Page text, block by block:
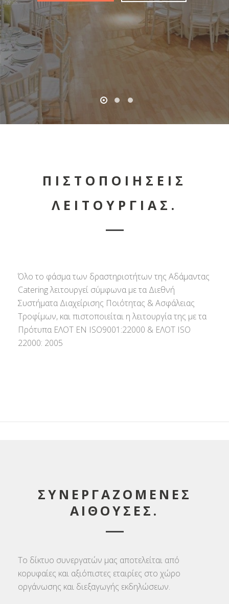
ΠΙΣΤΟΠΟΙΗΣΕΙΣ
ΛΕΙΤΟΥΡΓΙΑΣ.
Όλο το φάσμα των δραστηριοτήτων της Αδάμαντας
Catering λειτουργεί σύμφωνα με τα Διεθνή
Συστήματα Διαχείρισης Ποιότητας & Ασφάλειας
Τροφίμων, και πιστοποιείται η λειτουργία της με τα
Πρότυπα ΕΛΟΤ ΕΝ ISO9001:22000 & ΕΛΟΤ ISO
22000: 2005
ΣΥΝΕΡΓΑΖΟΜΕΝΕΣ
ΑΙΘΟΥΣΕΣ.
Το δίκτυο συνεργατών μας αποτελείται από
κορυφαίες και αξιόπιστες εταιρίες στο χώρο
οργάνωσης και διεξαγωγής εκδηλώσεων.